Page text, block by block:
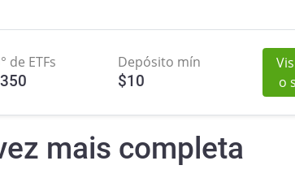
de ETFs
Depósito mín
$10
o
mais completa